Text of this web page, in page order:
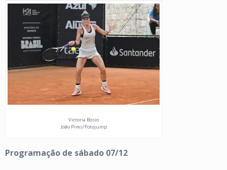
Victoria Bosio
João Pires/Fotojump
Programação de sábado 07/12